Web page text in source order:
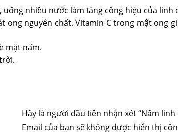
nhiều nước làm tăng công hiệu của linh
ong nguyên chất. Vitamin C trong mật
mặt nấm.
Hãy là người đầu tiên nhận xét “Nấm linh
Email của bạn sẽ không được hiển thị